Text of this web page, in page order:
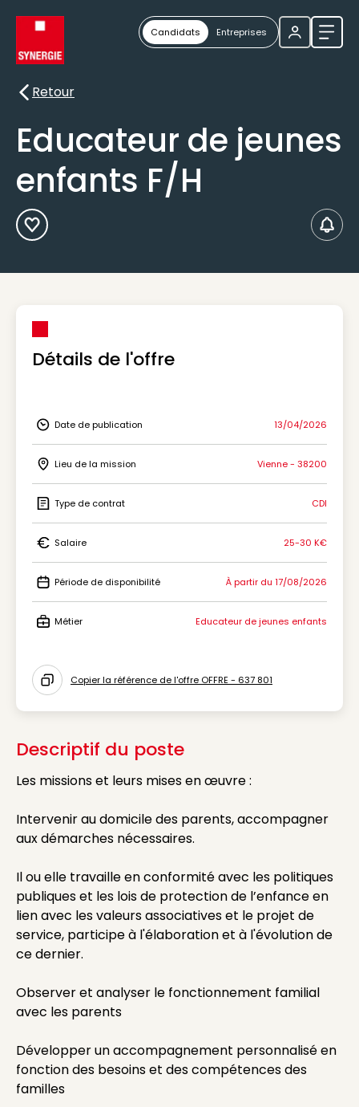
Candidats Entreprises
Retour
Retour
Educateur de jeunes
enfants F/H
Ajouter aux Favoris
Détails de l'offre
Icon Date de publication
Date de publication 13/04/2026
Icon Lieu de la mission
Lieu de la mission Vienne - 38200
Icon Type de contrat
Type de contrat CDI
Icon Salaire
Salaire 25-30 K€
Icon Période de disponibilité
Période de disponibilité À partir du 17/08/2026
Métier Educateur de jeunes enfants
Icon copy to clipboard
Copier la référence de l'offre OFFRE - 637 801
Descriptif du poste
Les missions et leurs mises en œuvre :
Intervenir au domicile des parents, accompagner
aux démarches nécessaires.
Il ou elle travaille en conformité avec les politiques
publiques et les lois de protection de l’enfance en
lien avec les valeurs associatives et le projet de
service, participe à l'élaboration et à l'évolution de
ce dernier.
Observer et analyser le fonctionnement familial
avec les parents
Développer un accompagnement personnalisé en
fonction des besoins et des compétences des
familles